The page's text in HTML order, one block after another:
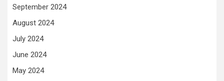
September 2024
August 2024
July 2024
June 2024
May 2024